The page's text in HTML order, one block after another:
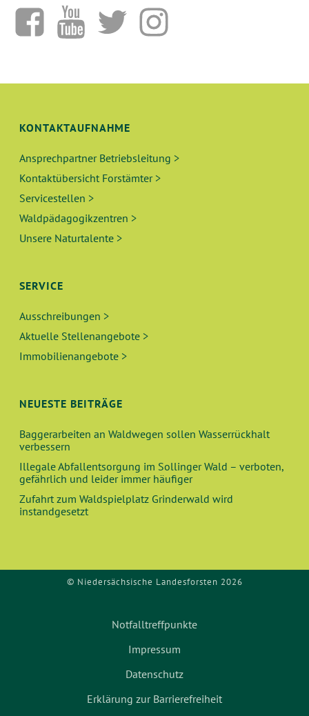
KONTAKTAUFNAHME
Ansprechpartner Betriebsleitung >
Kontaktübersicht Forstämter >
Servicestellen >
Waldpädagogikzentren >
Unsere Naturtalente >
SERVICE
Ausschreibungen >
Aktuelle Stellenangebote >
Immobilienangebote >
NEUESTE BEITRÄGE
Baggerarbeiten an Waldwegen sollen Wasserrückhalt
verbessern
Illegale Abfallentsorgung im Sollinger Wald – verboten,
gefährlich und leider immer häufiger
Zufahrt zum Waldspielplatz Grinderwald wird
instandgesetzt
© Niedersächsische Landesforsten 2026
Notfalltreffpunkte
Impressum
Datenschutz
Erklärung zur Barrierefreiheit